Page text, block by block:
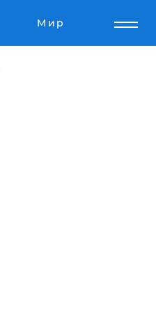
Мир